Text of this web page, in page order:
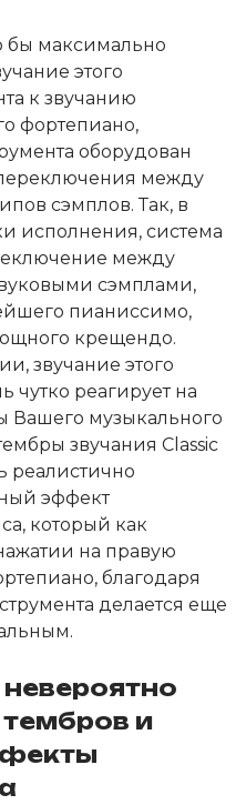
бы максимально
этого
к звучанию
фортепиано,
оборудован
между
сэмплов. Так, в
исполнения, система
между
сэмплами,
пианиссимо,
крещендо.
звучание этого
чутко реагирует на
музыкального
звучания Classic
реалистично
эффект
который как
на правую
благодаря
делается еще
и